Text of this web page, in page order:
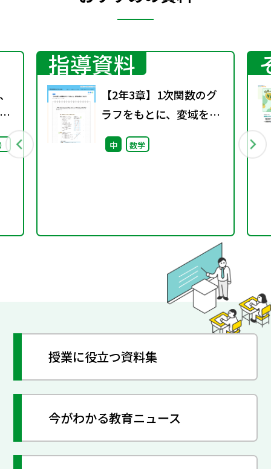
指導資料
【2年3章】1次関数のグ
ラフをもとに、変域を求
めてみよう
中 数学
授業に役立つ資料集
今がわかる教育ニュース